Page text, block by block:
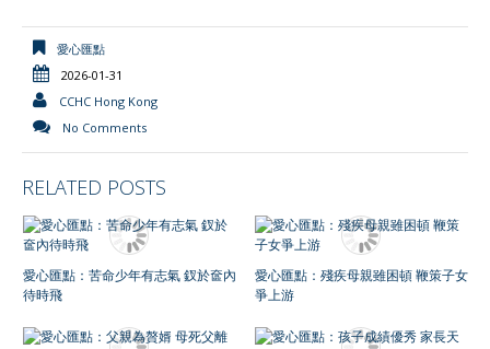
愛心匯點
2026-01-31
CCHC Hong Kong
No Comments
RELATED POSTS
愛心匯點：苦命少年有志氣 釵於奩內
待時飛
愛心匯點：殘疾母親雖困頓 鞭策子女
爭上游